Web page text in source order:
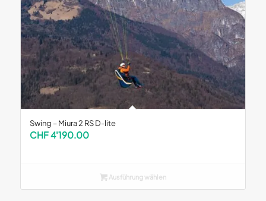
Swing – Miura 2 RS D-lite
CHF4'190.00
Ausführung wählen